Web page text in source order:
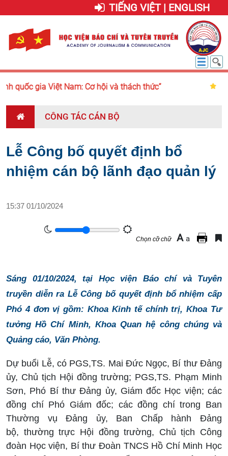
TIẾNG VIỆT | ENGLISH
quốc gia Việt Nam: Cơ hội và thách thức”
CÔNG TÁC CÁN BỘ
Lễ Công bố quyết định bổ
nhiệm cán bộ lãnh đạo quản lý
15:37 01/10/2024
Chọn cỡ chữ A a
Sáng 01/10/2024, tại Học viện Báo chí và Tuyên
truyền diễn ra Lễ Công bố quyết định bổ nhiệm cấp
Phó 4 đơn vị gồm: Khoa Kinh tế chính trị, Khoa Tư
tưởng Hồ Chí Minh, Khoa Quan hệ công chúng và
Quảng cáo, Văn Phòng.
Dự buổi Lễ, có PGS,TS. Mai Đức Ngọc, Bí thư Đảng
ủy, Chủ tịch Hội đồng trường; PGS,TS. Phạm Minh
Sơn, Phó Bí thư Đảng ủy, Giám đốc Học viện; các
đồng chí Phó Giám đốc; các đồng chí trong Ban
Thường vụ Đảng ủy, Ban Chấp hành Đảng
bộ, thường trực Hội đồng trường, Chủ tịch Công
đoàn Học viện, Bí thư Đoàn TNCS Hồ Chí Minh Học